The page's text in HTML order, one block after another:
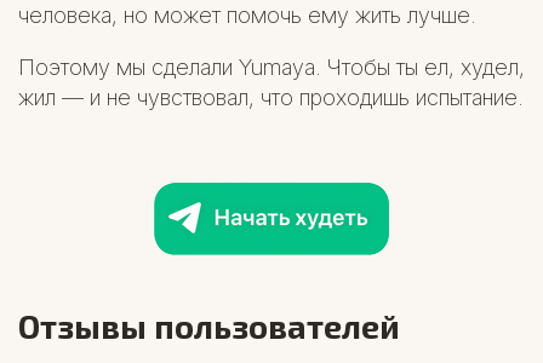
человека, но может помочь ему жить лучше.
Поэтому мы сделали Yumaya. Чтобы ты ел, худел,
жил — и не чувствовал, что проходишь испытание.
Отзывы пользователей